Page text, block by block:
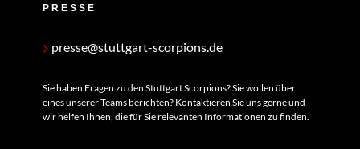
PRESSE
presse@stuttgart-scorpions.de
Sie haben Fragen zu den Stuttgart Scorpions? Sie wollen über
eines unserer Teams berichten? Kontaktieren Sie uns gerne und
wir helfen Ihnen, die für Sie relevanten Informationen zu finden.